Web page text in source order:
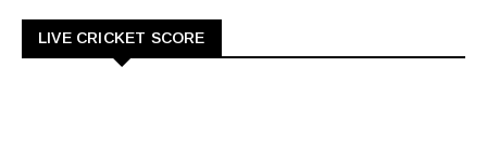
LIVE CRICKET SCORE